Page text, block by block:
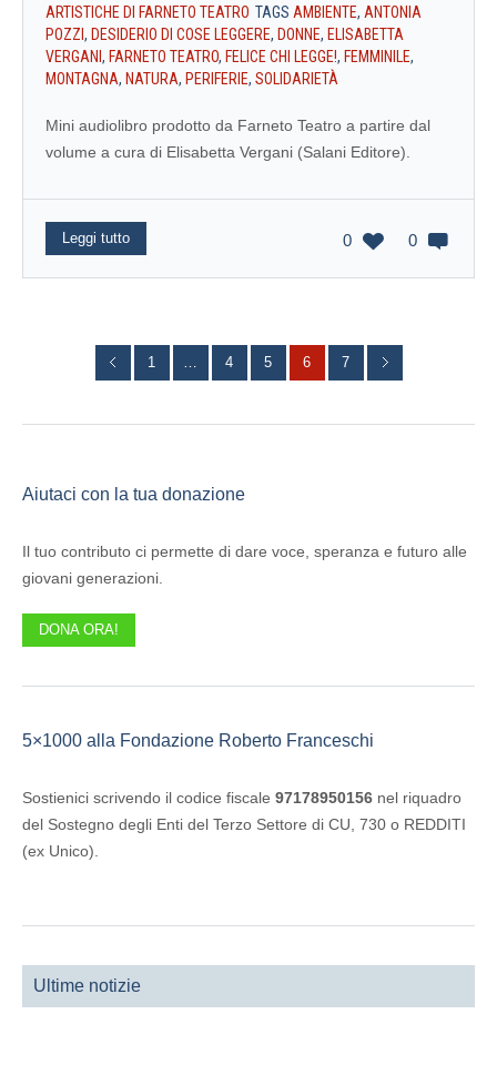
ARTISTICHE DI FARNETO TEATRO TAGS AMBIENTE, ANTONIA
POZZI, DESIDERIO DI COSE LEGGERE, DONNE, ELISABETTA
VERGANI, FARNETO TEATRO, FELICE CHI LEGGE!, FEMMINILE,
MONTAGNA, NATURA, PERIFERIE, SOLIDARIETÀ
Mini audiolibro prodotto da Farneto Teatro a partire dal
volume a cura di Elisabetta Vergani (Salani Editore).
0 0
Leggi tutto
1 4 5 6 7
Aiutaci con la tua donazione
Il tuo contributo ci permette di dare voce, speranza e futuro alle
giovani generazioni.
DONA ORA!
5×1000 alla Fondazione Roberto Franceschi
Sostienici scrivendo il codice fiscale 97178950156 nel riquadro
del Sostegno degli Enti del Terzo Settore di CU, 730 o REDDITI
(ex Unico).
Ultime notizie